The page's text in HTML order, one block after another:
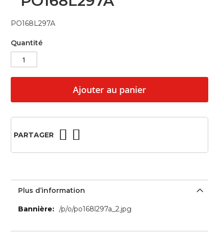
beginning
the
gallery
PO168L297A
Quantité
Ajouter au panier
PARTAGER
Plus d’information
Plus
/p/o/po168l297a_2.jpg